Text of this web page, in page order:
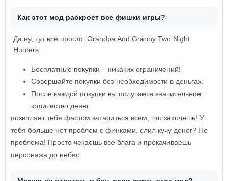
Как этот мод раскроет все фишки игры?
Да ну, тут всё просто. Grandpa And Granny Two Night
Hunters
Бесплатные покупки – никаких ограничений!
Совершайте покупки без необходимости в деньгах.
После каждой покупки вы получаете значительное
количество денег.
позволяет тебе фастом затариться всем, что захочешь! У
тебя больше нет проблем с финками, слил кучу денег? Не
проблема! Просто чекаешь все блага и прокачиваешь
персонажа до небес.